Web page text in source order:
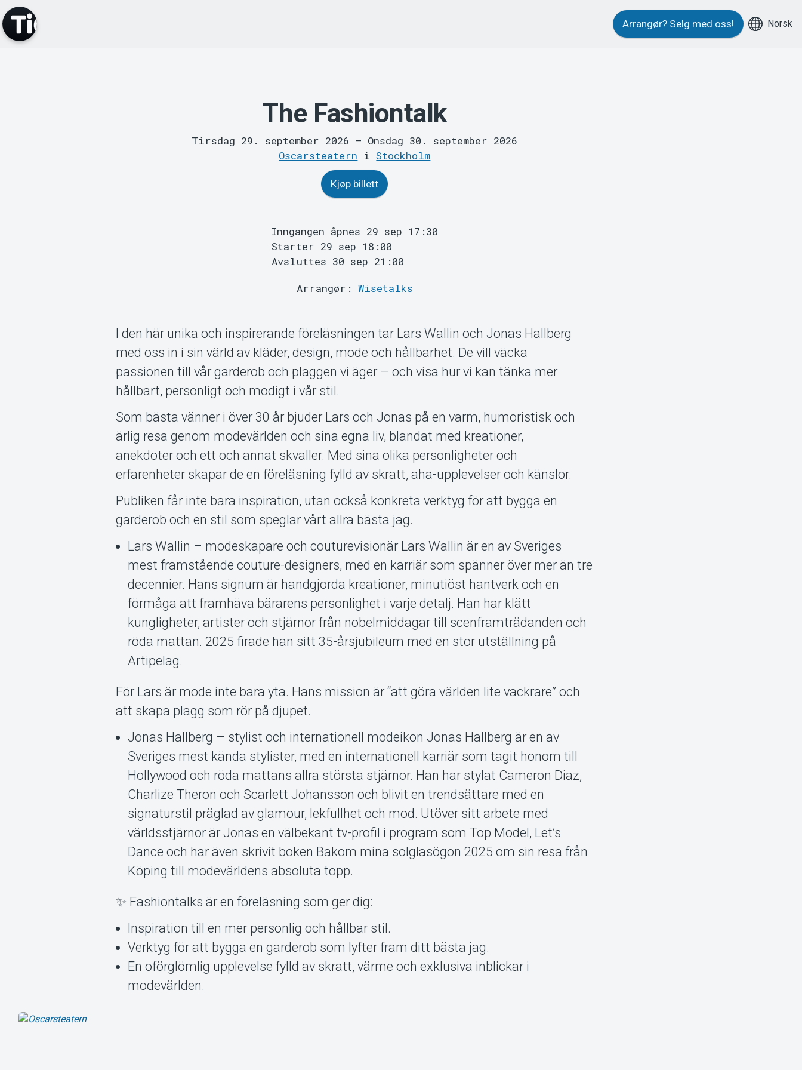
Arrangør? Selg med oss! Norsk
The Fashiontalk
Tirsdag 29. september 2026 – Onsdag 30. september 2026
Oscarsteatern iStockholm
Kjøp billett
Inngangen åpnes 29 sep 17:30
Starter 29 sep 18:00
Avsluttes 30 sep 21:00
Arrangør: Wisetalks
I den här unika och inspirerande föreläsningen tar Lars Wallin och Jonas Hallberg
med oss in i sin värld av kläder, design, mode och hållbarhet. De vill väcka
passionen till vår garderob och plaggen vi äger – och visa hur vi kan tänka mer
hållbart, personligt och modigt i vår stil.
Som bästa vänner i över 30 år bjuder Lars och Jonas på en varm, humoristisk och
ärlig resa genom modevärlden och sina egna liv, blandat med kreationer,
anekdoter och ett och annat skvaller. Med sina olika personligheter och
erfarenheter skapar de en föreläsning fylld av skratt, aha-upplevelser och känslor.
Publiken får inte bara inspiration, utan också konkreta verktyg för att bygga en
garderob och en stil som speglar vårt allra bästa jag.
Lars Wallin – modeskapare och couturevisionär Lars Wallin är en av Sveriges
mest framstående couture-designers, med en karriär som spänner över mer än tre
decennier. Hans signum är handgjorda kreationer, minutiöst hantverk och en
förmåga att framhäva bärarens personlighet i varje detalj. Han har klätt
kungligheter, artister och stjärnor från nobelmiddagar till scenframträdanden och
röda mattan. 2025 firade han sitt 35-årsjubileum med en stor utställning på
Artipelag.
För Lars är mode inte bara yta. Hans mission är “att göra världen lite vackrare” och
att skapa plagg som rör på djupet.
Jonas Hallberg – stylist och internationell modeikon Jonas Hallberg är en av
Sveriges mest kända stylister, med en internationell karriär som tagit honom till
Hollywood och röda mattans allra största stjärnor. Han har stylat Cameron Diaz,
Charlize Theron och Scarlett Johansson och blivit en trendsättare med en
signaturstil präglad av glamour, lekfullhet och mod. Utöver sitt arbete med
världsstjärnor är Jonas en välbekant tv-profil i program som Top Model, Let’s
Dance och har även skrivit boken Bakom mina solglasögon 2025 om sin resa från
Köping till modevärldens absoluta topp.
✨ Fashiontalks är en föreläsning som ger dig:
Inspiration till en mer personlig och hållbar stil.
Verktyg för att bygga en garderob som lyfter fram ditt bästa jag.
En oförglömlig upplevelse fylld av skratt, värme och exklusiva inblickar i
modevärlden.